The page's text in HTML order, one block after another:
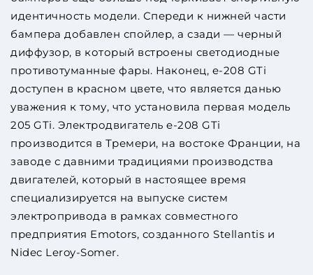
идентичность модели. Спереди к нижней части
бампера добавлен спойлер, а сзади — черный
диффузор, в который встроены светодиодные
противотуманные фары. Наконец, e-208 GTi
доступен в красном цвете, что является данью
уважения к тому, что установила первая модель
205 GTi. Электродвигатель e-208 GTi
производится в Тремери, на востоке Франции, на
заводе с давними традициями производства
двигателей, который в настоящее время
специализируется на выпуске систем
электропривода в рамках совместного
предприятия Emotors, созданного Stellantis и
Nidec Leroy-Somer.